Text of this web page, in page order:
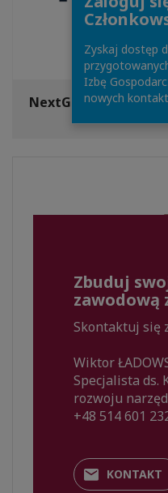
NextGen30 – CCIFP
Zbuduj
zawodową
Skontaktuj się
Wiktor
Specjalista ds.
rozwoju
+48 514 601
KONTAKT
Zyskaj dostęp
Izbę
nowych